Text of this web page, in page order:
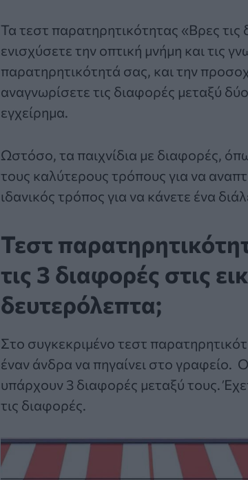
Τα τεστ παρατηρητικότητας «Βρες τις
ενισχύσετε την οπτική μνήμη και τις
παρατηρητικότητά σας, και την
αναγνωρίσετε τις διαφορές μεταξύ
εγχείρημα.
Ωστόσο, τα παιχνίδια με διαφορές,
τους καλύτερους τρόπους για να
ιδανικός τρόπος για να κάνετε ένα
Τεστ
τις 3 διαφορές στις
δευτερόλεπτα;
Στο συγκεκριμένο τεστ
έναν άνδρα να πηγαίνει στο γραφείο.
υπάρχουν 3 διαφορές μεταξύ τους.
τις διαφορές.